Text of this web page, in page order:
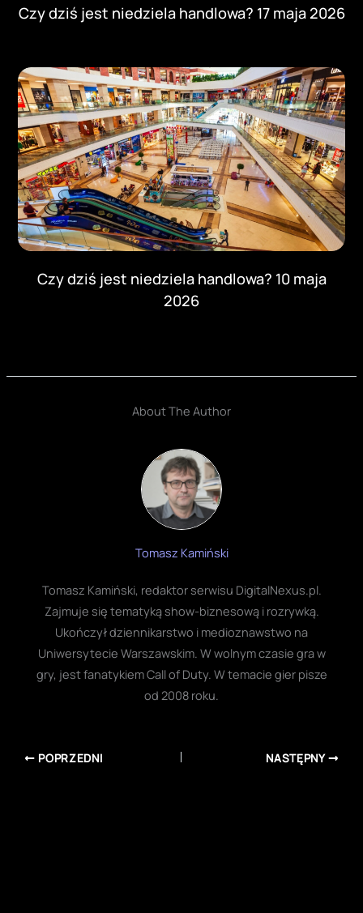
Czy dziś jest niedziela handlowa? 17 maja 2026
Czy dziś jest niedziela handlowa? 10 maja
2026
About The Author
Tomasz Kamiński
Tomasz Kamiński, redaktor serwisu DigitalNexus.pl.
Zajmuje się tematyką show-biznesową i rozrywką.
Ukończył dziennikarstwo i medioznawstwo na
Uniwersytecie Warszawskim. W wolnym czasie gra w
gry, jest fanatykiem Call of Duty. W temacie gier pisze
od 2008 roku.
POPRZEDNI NASTĘPNY